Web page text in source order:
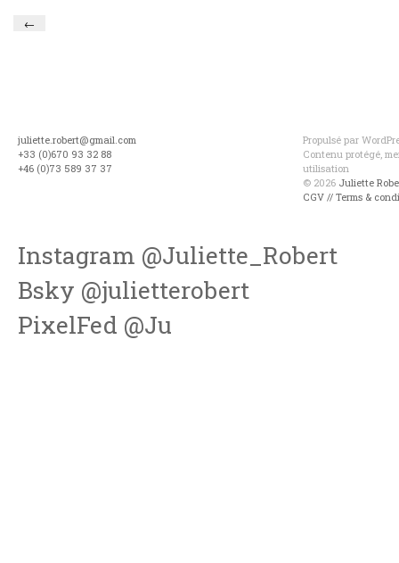
←
juliette.robert@gmail.com
+33 (0)670 93 32 88
+46 (0)73 589 37 37
Propulsé par
Contenu protégé,
utilisation
© 2026 Juliette
CGV // Terms &
Instagram @Juliette_Robert
Bsky @julietterobert
PixelFed @Ju